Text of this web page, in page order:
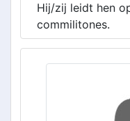
Hij/zij leidt hen
commilitones.